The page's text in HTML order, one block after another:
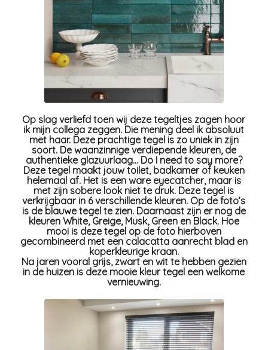
Op slag verliefd toen wij deze tegeltjes zagen hoor
ik mijn collega zeggen. Die mening deel ik absoluut
met haar. Deze prachtige tegel is zo uniek in zijn
soort. De waanzinnige verdiepende kleuren, de
authentieke glazuurlaag… Do I need to say more?
Deze tegel maakt jouw toilet, badkamer of keuken
helemaal af. Het is een ware eyecatcher, maar is
met zijn sobere look niet te druk. Deze tegel is
verkrijgbaar in 6 verschillende kleuren. Op de foto’s
is de blauwe tegel te zien. Daarnaast zijn er nog de
kleuren White, Greige, Musk, Green en Black. Hoe
mooi is deze tegel op de foto hierboven
gecombineerd met een calacatta aanrecht blad en
koperkleurige kraan.
Na jaren vooral grijs, zwart en wit te hebben gezien
in de huizen is deze mooie kleur tegel een welkome
vernieuwing.